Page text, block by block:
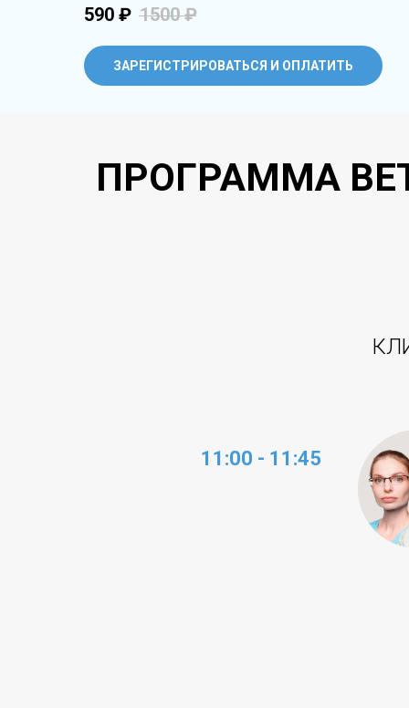
590 ₽ 1500 ₽
ЗАРЕГИСТРИРОВАТЬСЯ И ОПЛАТИТЬ
ПРОГРАММА
11:00 - 11:45